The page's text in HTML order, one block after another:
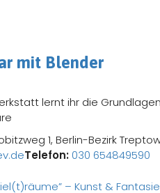
mit Blender
lernt ihr die
1, Berlin-Bezirk
Telefon:030 654849590